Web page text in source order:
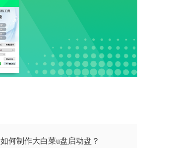
如何制作大白菜u盘启动盘？